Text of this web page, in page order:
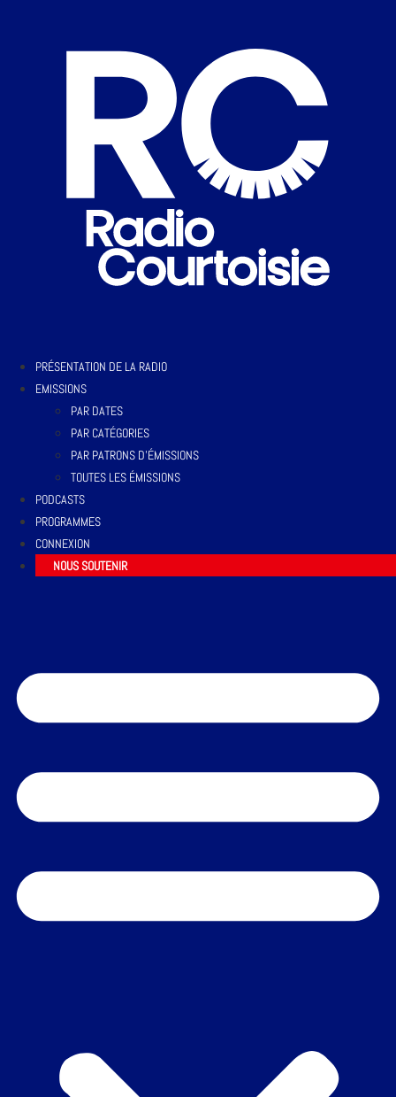
PRÉSENTATION DE LA RADIO
EMISSIONS
PAR DATES
PAR CATÉGORIES
PAR PATRONS D’ÉMISSIONS
TOUTES LES ÉMISSIONS
PODCASTS
PROGRAMMES
CONNEXION
NOUS SOUTENIR